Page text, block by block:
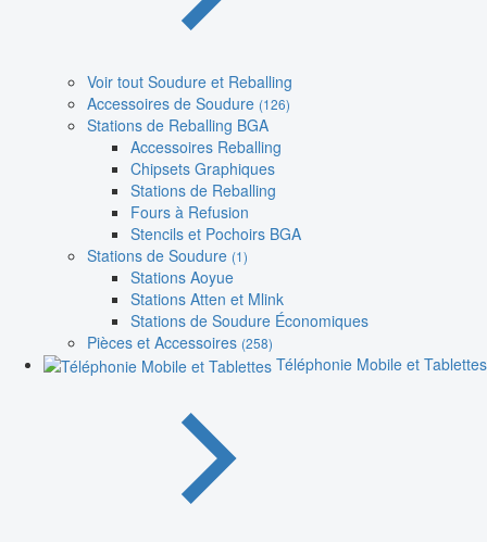
Voir tout Soudure et Reballing
Accessoires de Soudure (126)
Stations de Reballing BGA
Accessoires Reballing
Chipsets Graphiques
Stations de Reballing
Fours à Refusion
Stencils et Pochoirs BGA
Stations de Soudure (1)
Stations Aoyue
Stations Atten et Mlink
Stations de Soudure Économiques
Pièces et Accessoires (258)
Téléphonie Mobile et Tablettes